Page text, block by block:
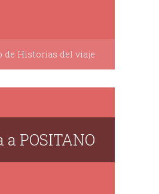
de Historias del viaje
a POSITANO